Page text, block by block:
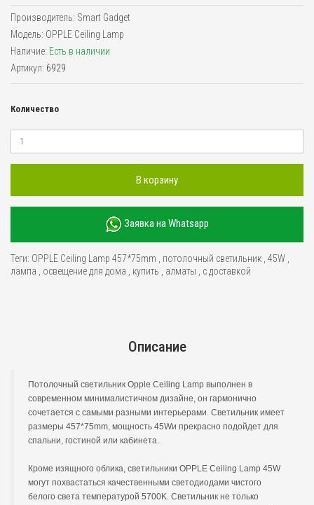
Производитель: Smart Gadget
Модель: OPPLE Ceiling Lamp
Наличие: Есть в наличии
Артикул: 6929
Количество
В корзину
Заявка на Whatsapp
Теги: OPPLE Ceiling Lamp 457*75mm потолочный светильник 45W
лампа
освещение для дома купить алматы с доставкой
Описание
Потолочный светильник Opple Ceiling Lamp выполнен в
современном минималистичном дизайне, он гармонично
сочетается с самыми разными интерьерами. Светильник имеет
размеры 457*75mm, мощность 45Wи прекрасно подойдет для
спальни, гостиной или кабинета.
Кроме изящного облика, светильники OPPLE Ceiling Lamp 45W
могут похвастаться качественными светодиодами чистого
белого света температурой 5700K. Светильник не только